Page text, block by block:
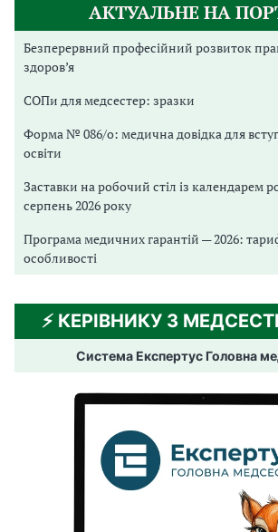
АКТУАЛЬНЕ НА
Безперервний професійний розвиток
здоров’я
СОПи для медсестер: зразки
Форма № 086/о: медична довідка для
освіти
Заставки на робочий стіл із календарем
серпень 2026 року
Програма медичних гарантій — 2026:
особливості
⚡️ КЕРІВНИКУ З
Система Експертус Головна